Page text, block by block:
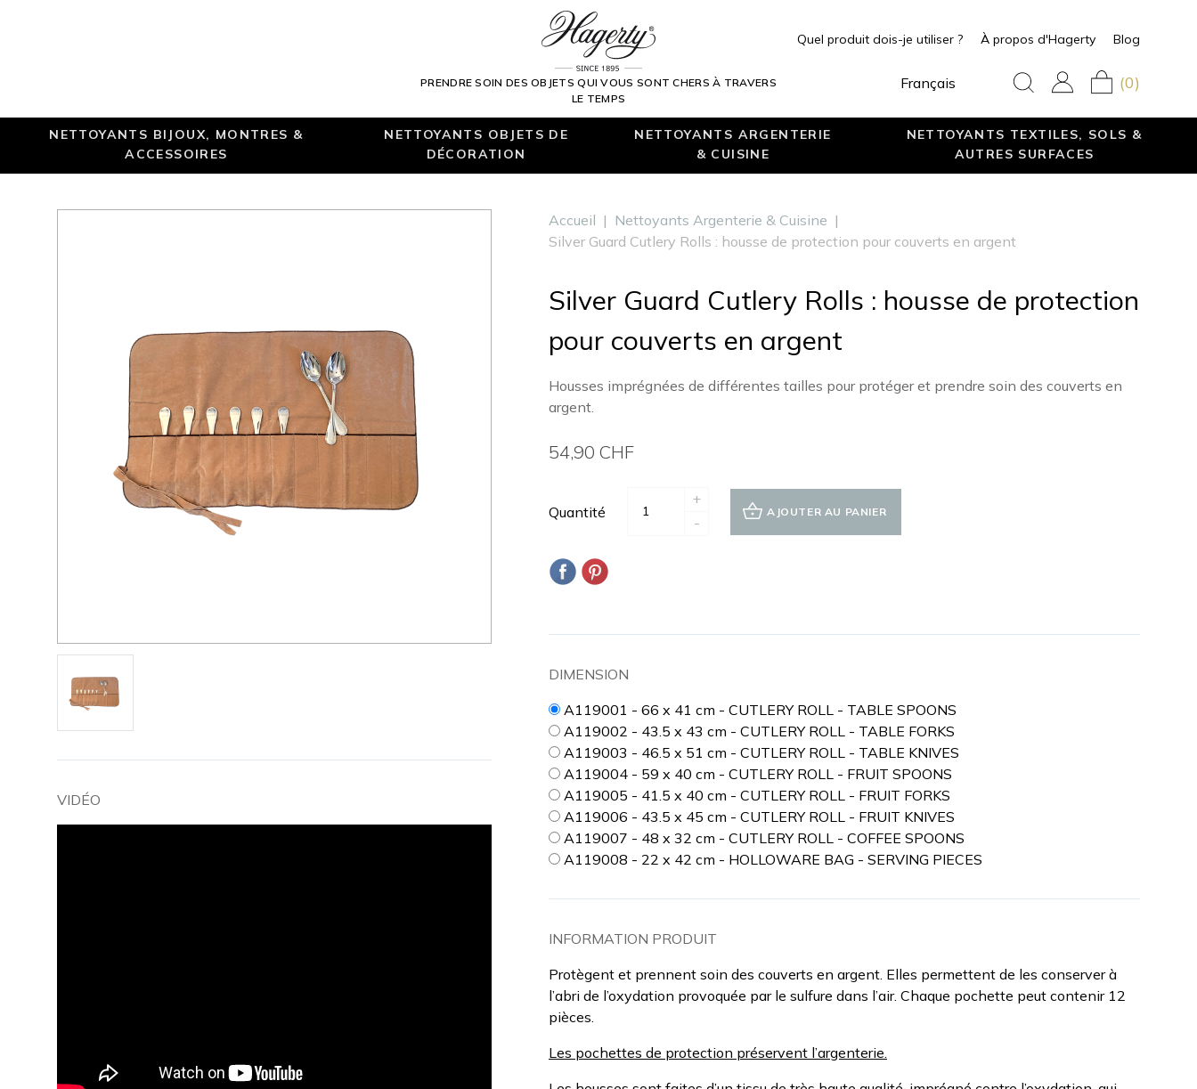
PRENDRE SOIN DES OBJETS QUI VOUS SONT CHERS À TRAVERS
LE TEMPS
Quel produit dois-je utiliser ? À propos d'Hagerty Blog
Français (0)
NETTOYANTS BIJOUX, MONTRES &
ACCESSOIRES
NETTOYANTS OBJETS DE
DÉCORATION
NETTOYANTS ARGENTERIE
& CUISINE
NETTOYANTS TEXTILES, SOLS &
AUTRES SURFACES
VIDÉO
Accueil | Nettoyants Argenterie & Cuisine |
Silver Guard Cutlery Rolls : housse de protection pour couverts en argent
Silver Guard Cutlery Rolls : housse de protection
pour couverts en argent
Housses imprégnées de différentes tailles pour protéger et prendre soin des couverts en
argent.
54,90 CHF
Quantité
+
-
AJOUTER AU PANIER
DIMENSION
A119001 - 66 x 41 cm - CUTLERY ROLL - TABLE SPOONS
A119002 - 43.5 x 43 cm - CUTLERY ROLL - TABLE FORKS
A119003 - 46.5 x 51 cm - CUTLERY ROLL - TABLE KNIVES
A119004 - 59 x 40 cm - CUTLERY ROLL - FRUIT SPOONS
A119005 - 41.5 x 40 cm - CUTLERY ROLL - FRUIT FORKS
A119006 - 43.5 x 45 cm - CUTLERY ROLL - FRUIT KNIVES
A119007 - 48 x 32 cm - CUTLERY ROLL - COFFEE SPOONS
A119008 - 22 x 42 cm - HOLLOWARE BAG - SERVING PIECES
INFORMATION PRODUIT
Protègent et prennent soin des couverts en argent. Elles permettent de les conserver à
l’abri de l’oxydation provoquée par le sulfure dans l’air. Chaque pochette peut contenir 12
pièces.
Les pochettes de protection préservent l’argenterie.